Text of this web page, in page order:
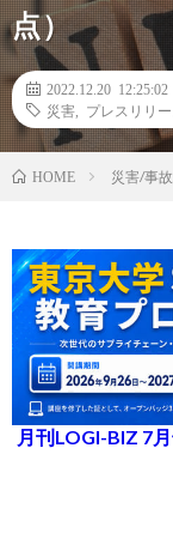
点）
2022.12.20 12:25:02
災害
プレスリリ
HOME 災害/事
月刊LOGI-BIZ 7